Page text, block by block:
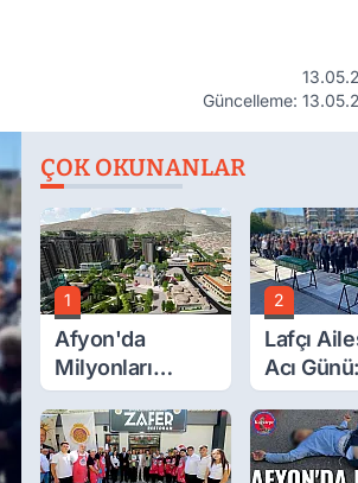
Güncelleme:
ÇOK OKUNANLAR
1
Afyon'da
Milyonları
İlgilendiren
Açıklama! Tarih
Netleşti!
2
Lafçı
Acı Günü:
Beytullah
Vefat Etti